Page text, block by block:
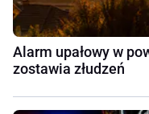
Alarm upałowy w
zostawia złudzeń